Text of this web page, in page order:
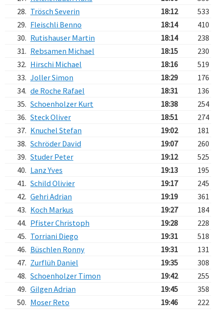
28. Trösch Severin 18:12
533
29. Fleischli Benno 18:14
410
30. Rutishauser Martin 18:14
238
31. Rebsamen Michael 18:15
230
32. Hirschi Michael 18:16
519
33. Joller Simon 18:29
176
34. de Roche Rafael 18:31
136
35. Schoenholzer Kurt 18:38
254
36. Steck Oliver 18:51
274
37. Knuchel Stefan 19:02
181
38. Schröder David 19:07
260
39. Studer Peter 19:12
525
40. Lanz Yves 19:13
195
41. Schild Olivier 19:17
245
42. Gehri Adrian 19:19
361
43. Koch Markus 19:27
184
44. Pfister Christoph 19:28
228
45. Torriani Diego 19:31
518
46. Büschlen Ronny 19:31
131
47. Zurflüh Daniel 19:35
308
48. Schoenholzer Timon 19:42
255
49. Gilgen Adrian 19:45
358
50. Moser Reto 19:46
222